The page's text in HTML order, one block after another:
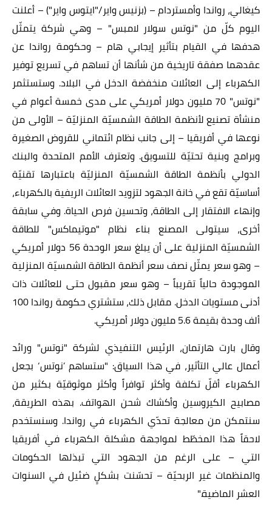
كيغالي، رواندا وأمستردام – (بزنيس واير/"ايتوس واير") – أعلنت
اليوم كلّ من "نوتس سولار لامبس" – وهي شركة يتمثّل
هدفها في القيام بتأثير إيجابي هام – وحكومة رواندا عن
عقدهما صفقة تاريخية من شأنها أن تساهم في تسريع توفير
الكهرباء إلى العائلات منخفضة الدخل في البلاد. وستستثمر
"نوتس" 70 مليون دولار أمريكي على مدى خمسة أعوام في
منشأة تصنيع لأنظمة الطاقة الشمسيّة المنزليّة – الأولى من
نوعها في أفريقيا – إلى جانب نظام ائتماني للقروض الصغيرة
وبرامج وبنية تحتيّة للتسويق. وتعترف الأمم المتحدة والبنك
الدولي بأنظمة الطاقة الشمسيّة المنزليّة باعتبارها تقنيّة
أساسيّة تقع في خانة الجهود لتزويد العائلات الريفية بالكهرباء،
وإنهاء الافتقار إلى الطاقة، وتحسين فرص الحياة. وفي سابقة
أخرى، سيتولى المصنع بناء نظام "موتيماكس" للطاقة
الشمسيّة المنزلية على أن يبلغ سعر الوحدة 56 دولار أمريكي
– وهو سعر يمثّل نصف سعر أنظمة الطاقة الشمسيّة المنزلية
الموجودة حالياً تقريباً – وهو سعر مقبول حتى للعائلات ذات
أدنى مستويات الدخل. مقابل ذلك، ستشتري حكومة رواندا 100
ألف وحدة بقيمة 5.6 مليون دولار أمريكي.
وقال بارت هارتمان، الرئيس التنفيذي لشركة "نوتس" ورائد
أعمال عالي التأثير، في هذا السياق: "ستساهم ’نوتس‘ بجعل
الكهرباء أقلّ تكلفة وأكثر توافراً وأكثر موثوقيّة بكثير من
مصابيح الكيروسين وأكشاك شحن الهواتف. بهذه الطريقة،
سنتمكن من معالجة تحدّي الكهرباء في رواندا. وسنستخدم
لاحقاً هذا المخطّط لمواجهة مشكلة الكهرباء في أفريقيا
التي – على الرغم من الجهود التي تبذلها الحكومات
والمنظمات غير الربحيّة – تحسّنت بشكلٍ ضئيل في السنوات
العشر الماضية."